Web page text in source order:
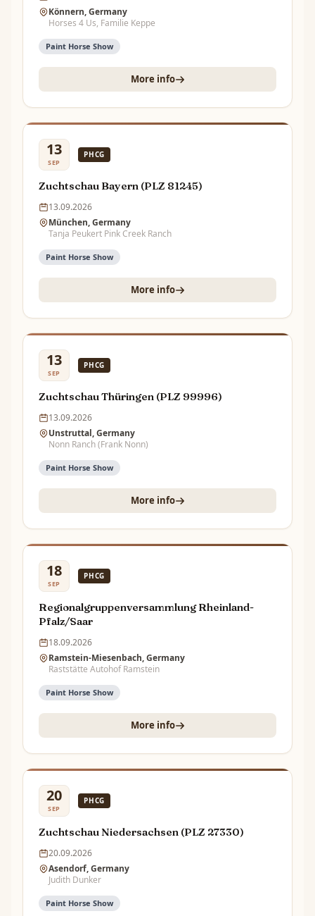
Könnern, Germany
Horses 4 Us, Familie Keppe
Paint Horse Show
More info
13
SEP
PHCG
Zuchtschau Bayern (PLZ 81245)
13.09.2026
München, Germany
Tanja Peukert Pink Creek Ranch
Paint Horse Show
More info
13
SEP
PHCG
Zuchtschau Thüringen (PLZ 99996)
13.09.2026
Unstruttal, Germany
Nonn Ranch (Frank Nonn)
Paint Horse Show
More info
18
SEP
PHCG
Regionalgruppenversammlung Rheinland-
Pfalz/Saar
18.09.2026
Ramstein-Miesenbach, Germany
Raststätte Autohof Ramstein
Paint Horse Show
More info
20
SEP
PHCG
Zuchtschau Niedersachsen (PLZ 27330)
20.09.2026
Asendorf, Germany
Judith Dunker
Paint Horse Show